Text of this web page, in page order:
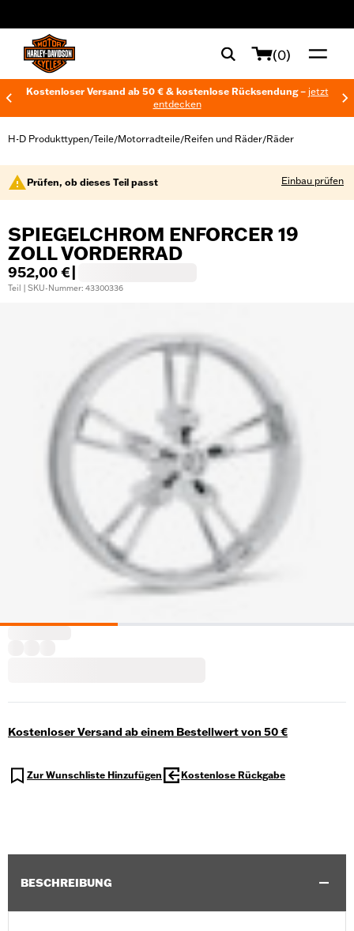
(0)
Kostenloser Versand ab 50 € & kostenlose Rücksendung – jetzt
entdecken
H-D Produkttypen/Teile/Motorradteile/Reifen und Räder/Räder
Prüfen, ob dieses Teil passt Einbau prüfen
SPIEGELCHROM ENFORCER 19
ZOLL VORDERRAD
952,00 €
Teil | SKU-Nummer: 43300336
Kostenloser Versand ab einem Bestellwert von 50 €
Zur Wunschliste Hinzufügen Kostenlose Rückgabe
BESCHREIBUNG